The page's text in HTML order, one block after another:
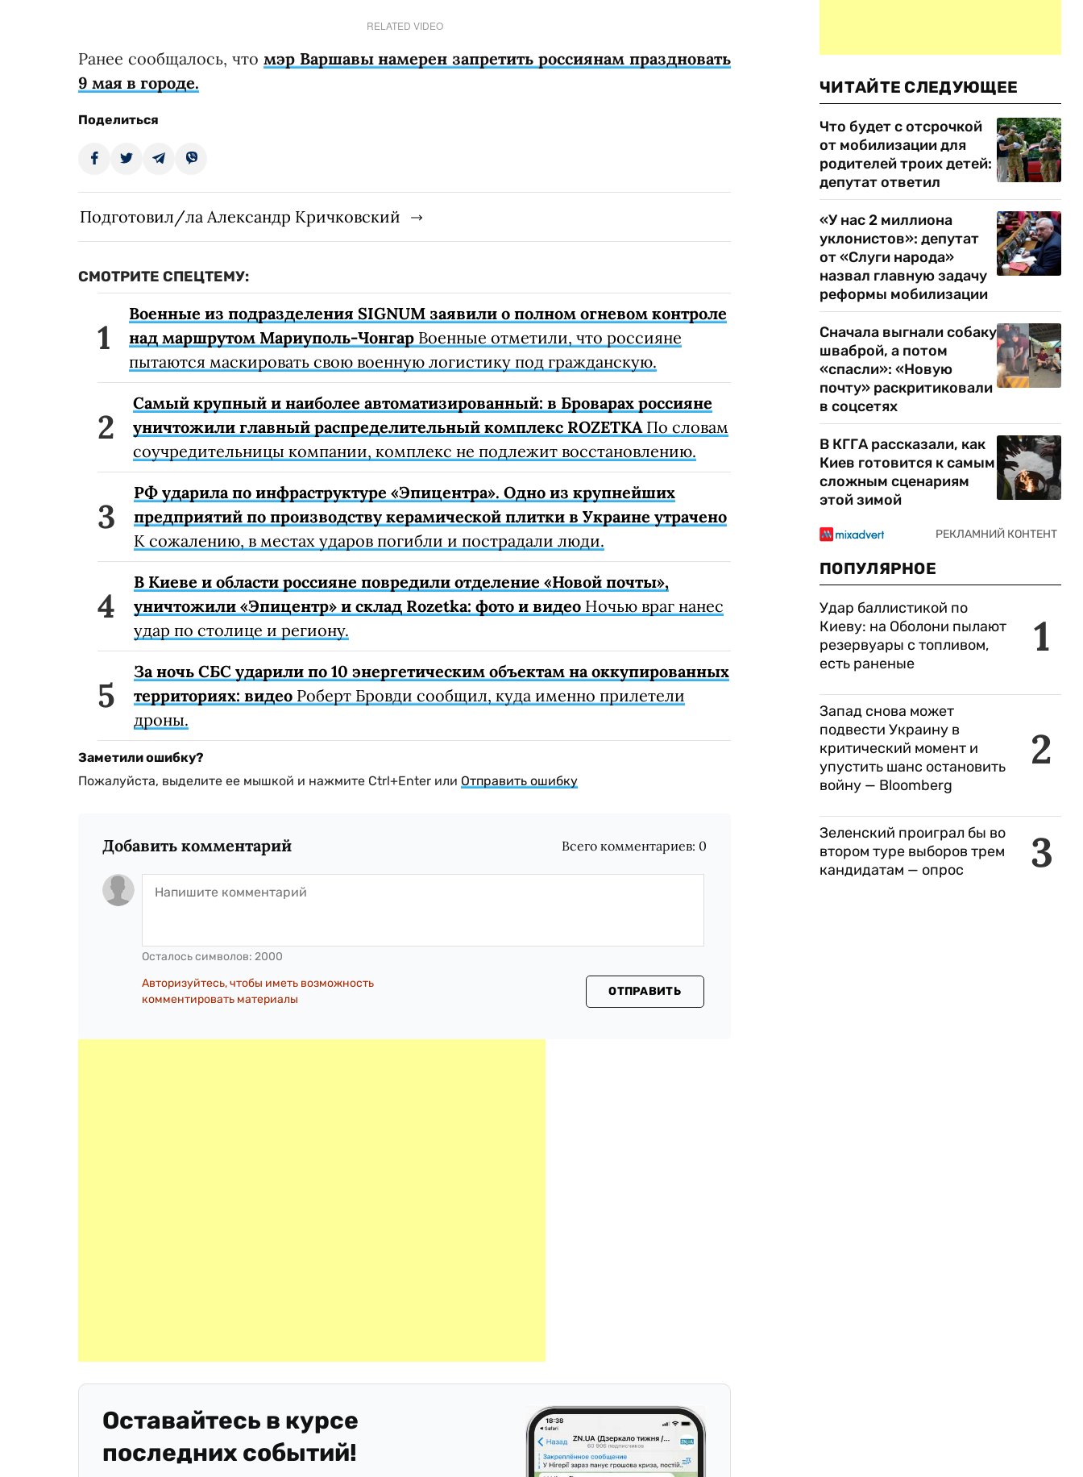
RELATED VIDEO
Ранее сообщалось, что мэр Варшавы намерен запретить россиянам праздновать
9 мая в городе.
Поделиться
Подготовил/ла Александр Кричковский
СМОТРИТЕ СПЕЦТЕМУ:
Военные из подразделения SIGNUM заявили о полном огневом контроле
над маршрутом Мариуполь-Чонгар Военные отметили, что россияне
пытаются маскировать свою военную логистику под гражданскую.
Самый крупный и наиболее автоматизированный: в Броварах россияне
уничтожили главный распределительный комплекс ROZETKAПо словам
соучредительницы компании, комплекс не подлежит восстановлению.
РФ ударила по инфраструктуре «Эпицентра». Одно из крупнейших
предприятий по производству керамической плитки в Украине утрачено
К сожалению, в местах ударов погибли и пострадали люди.
В Киеве и области россияне повредили отделение «Новой почты»,
уничтожили «Эпицентр» и склад Rozetka: фото и видео Ночью враг нанес
удар по столице и региону.
За ночь СБС ударили по 10 энергетическим объектам на оккупированных
территориях: видео Роберт Бровди сообщил, куда именно прилетели
дроны.
Заметили ошибку?
Пожалуйста, выделите ее мышкой и нажмите Ctrl+Enter или Отправить ошибку
Добавить комментарий Всего комментариев: 0
Осталось символов: 2000
Авторизуйтесь, чтобы иметь возможность
комментировать материалы
ОТПРАВИТЬ
Оставайтесь в курсе
последних событий!
ЧИТАЙТЕ СЛЕДУЮЩЕЕ
Что будет с отсрочкой
от мобилизации для
родителей троих детей:
депутат ответил
«У нас 2 миллиона
уклонистов»: депутат
от «Слуги народа»
назвал главную задачу
реформы мобилизации
Сначала выгнали собаку
шваброй, а потом
«спасли»: «Новую
почту» раскритиковали
в соцсетях
В КГГА рассказали, как
Киев готовится к самым
сложным сценариям
этой зимой
ПОПУЛЯРНОЕ
1
Удар баллистикой по
Киеву: на Оболони пылают
резервуары с топливом,
есть раненые
2
Запад снова может
подвести Украину в
критический момент и
упустить шанс остановить
войну — Bloomberg
3
Зеленский проиграл бы во
втором туре выборов трем
кандидатам — опрос